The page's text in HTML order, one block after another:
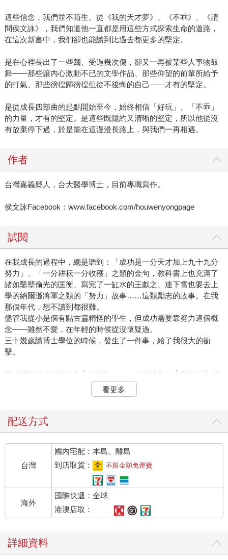
這些信念，我們並不陌生。從《我的天才夢》、《不乖》、《請
問侯文詠》，我們知道他一直都是用這些方式探索生命的道路，
在這次新書中，我們卻也能讀到比過去都更多的堅定。
是在心裡長出了一些繭、受過幾次傷，卻又一再被某些人事物鼓
舞——那些讓內心激動不已的文學作品、那些仰望的前輩所給予
的打氣、那些徬徨歸徬徨但從不後悔的自己——才有的堅定。
是從成長四部曲的起點開始至今，始終相信「好玩」、「不乖」
的力量，才有的堅定。是這些既隱約又清晰的堅定，所以他從沒
有放棄停下過，於是能在這漫漫長路上，與我們一再相遇。
作者
台灣嘉義縣人，台大醫學博士，目前專職寫作。
侯文詠Facebook：www.facebook.com/houwenyongpage
試閱
在我成長的過程中，總是聽到：「成功是一分天才加上九十九分
努力」、「一分耕耘一分收穫」之類的金句，教科書上也充滿了
諸如鑿壁偷光的匡衡、寫完了一缸水的王獻之、連下雪也要去上
學的納爾遜將軍之類的「努力」故事……這類勵志的故事。在我
那個年代，想不讀到都很難。
儘管我從小是個有點古靈精怪的學生，但成功需要靠努力這個概
念——雖然不愛，在年輕的時候從沒懷疑過。
三十幾歲讀博士學位的時候，發生了一件事，給了我很大的衝
擊。
的博士學位，一邊還出版了《大醫院小醫師》、《淘氣故事集》
等文學作品，在不同的領域疲於奔命。
著就是提出口試論文。根據學校的要求，我至少必須發表兩篇研
究論文在相關領域排名前二十名的醫學期刊上，才能正式提出相
關的博士論文口試的申請。
儘管我已經在實驗室做了幾年的研究了，校方規定的那兩篇研究
報告，卻變成了關鍵的瓶頸。在這之前，我已經在歐洲重量級的
醫學期刊上刊登了一篇研究論文，但我的下一篇論文，卻屢屢被
退稿。
那時候，只要一忙完醫院的工作之後，就想辦法再挪出更多的時
間，進實驗室努力地做實驗。 儘管如此，我的研究報告，還是不
斷地被不同期刊的審稿者挑剔、甚至直接退稿。儘管蠟燭兩頭
奈，投出去的論文一直在碰壁。
醫學研究的論文，大致上可以分兩種。一種是原創性十足的。另
看更多
配送方式
台灣
國內宅配：本島、離島
到店取貨：
不限金額免運費
海外
國際快遞：全球
港澳店取：
詳細資料